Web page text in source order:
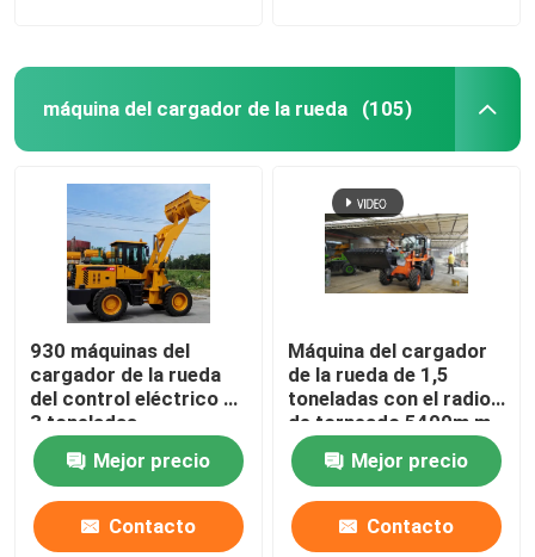
máquina del cargador de la rueda (105)
930 máquinas del
cargador de la rueda
del control eléctrico de
3 toneladas
mini/cargador
hidráulico de la rueda
delantera
Mejor precio
Contacto
Máquina del cargador
de la rueda de 1,5
toneladas con el radio
de torneado 5400m m
del motor de 42
kilovatiosMejor precio
Contacto